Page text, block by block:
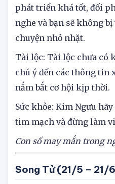
phát triển khá tốt, đối
nghe và bạn sẽ không
chuyện nhỏ nhặt.
Tài lộc: Tài lộc chưa có
chú ý đến các thông tin
nắm bắt cơ hội kịp thời.
Sức khỏe: Kim Ngưu
tim mạch và đừng làm
Con số maymắn trong
Song Tử (21/5 – 21/